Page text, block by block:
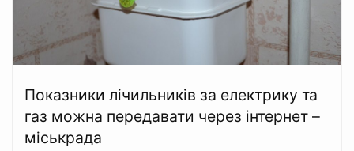
Показники лічильників за електрику та
газ можна передавати через інтернет –
міськрада